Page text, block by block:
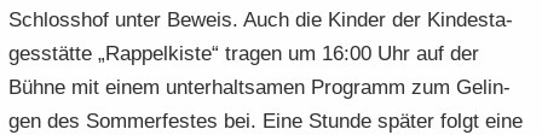
Schloss­hof unter Be­weis. Auch die Kin­der der Kin­des­ta­
ges­stät­te „Rap­pel­kis­te“ tra­gen um 16:00 Uhr auf der
Bühne mit einem un­ter­halt­sa­men Pro­gramm zum Ge­lin­
gen des Som­mer­fes­tes bei. Eine Stun­de spä­ter folgt eine